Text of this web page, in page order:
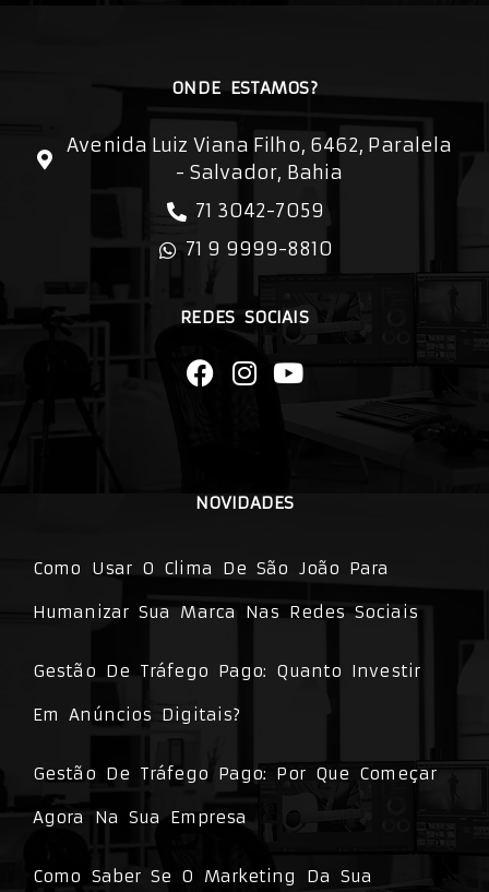
ONDE ESTAMOS?
Avenida Luiz Viana Filho, 6462, Paralela
- Salvador, Bahia
71 3042-7059
71 9 9999-8810
REDES SOCIAIS
NOVIDADES
Como Usar O Clima De São João Para
Humanizar Sua Marca Nas Redes Sociais
Gestão De Tráfego Pago: Quanto Investir
Em Anúncios Digitais?
Gestão De Tráfego Pago: Por Que Começar
Agora Na Sua Empresa
Como Saber Se O Marketing Da Sua